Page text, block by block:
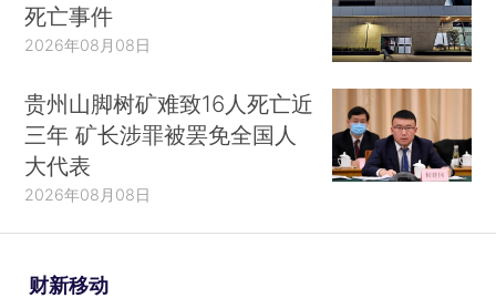
死亡事件
2026年08月08日
贵州山脚树矿难致16人死亡近
三年 矿长涉罪被罢免全国人
大代表
2026年08月08日
财新移动